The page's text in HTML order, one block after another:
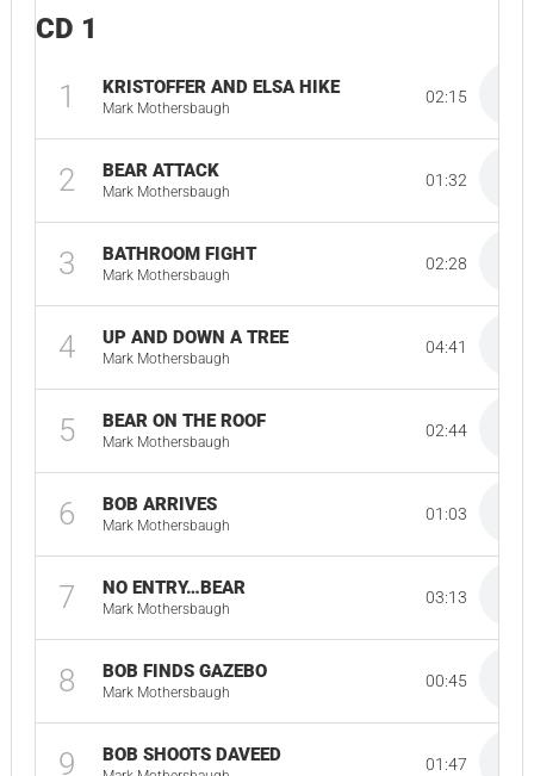
CD 1
1 KRISTOFFER AND ELSA HIKE
Mark Mothersbaugh
02:15
2 BEAR ATTACK
Mark Mothersbaugh
01:32
3 BATHROOM FIGHT
Mark Mothersbaugh
02:28
4 UP AND DOWN A TREE
Mark Mothersbaugh
04:41
5 BEAR ON THE ROOF
Mark Mothersbaugh
02:44
6 BOB ARRIVES
Mark Mothersbaugh
01:03
7 NO ENTRY…BEAR
Mark Mothersbaugh
03:13
8 BOB FINDS GAZEBO
Mark Mothersbaugh
00:45
9 BOB SHOOTS DAVEED 01:47